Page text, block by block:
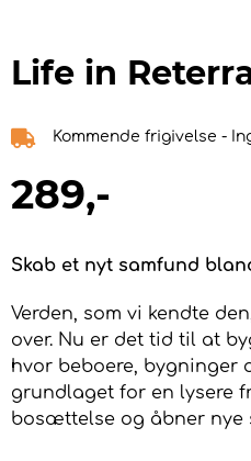
Life in
Kommende frigivelse -
289,-
Skab et nyt samfund
Verden, som vi kendte
over. Nu er det tid til at
hvor beboere,
grundlaget for en lysere
bosættelse og åbner nye